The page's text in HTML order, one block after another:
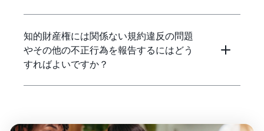
知的財産権には関係ない規約違反の問題
やその他の不正行為を報告するにはどう
すればよいですか？